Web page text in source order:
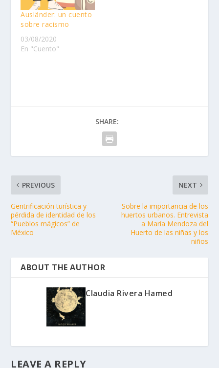
Ausländer: un cuento
sobre racismo
03/08/2020
En "Cuento"
SHARE:
PREVIOUS
Gentrificación turística y
pérdida de identidad de los
“Pueblos mágicos” de
México
NEXT
Sobre la importancia de los
huertos urbanos. Entrevista
a María Mendoza del
Huerto de las niñas y los
niños
ABOUT THE AUTHOR
Claudia Rivera Hamed
LEAVE A REPLY